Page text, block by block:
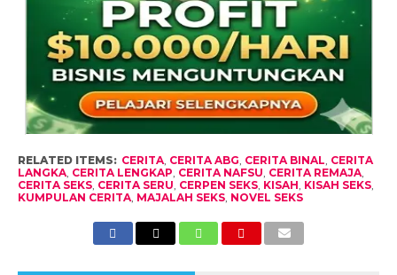
RELATED ITEMS: CERITA, CERITA ABG, CERITA BINAL, CERITA
LANGKA, CERITA LENGKAP, CERITA NAFSU, CERITA REMAJA,
CERITA SEKS, CERITA SERU, CERPEN SEKS, KISAH, KISAH SEKS,
KUMPULAN CERITA, MAJALAH SEKS, NOVEL SEKS